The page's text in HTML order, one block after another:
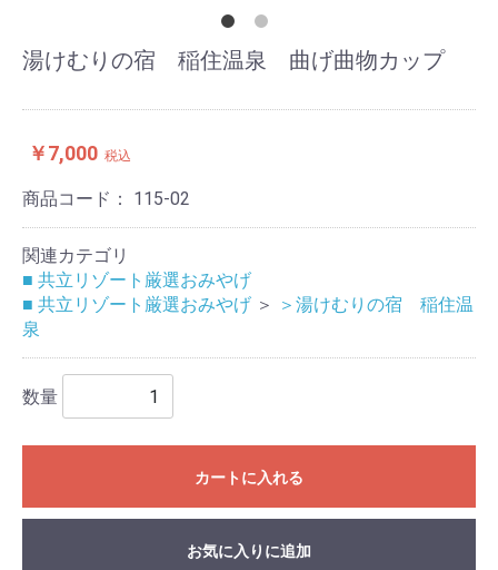
湯けむりの宿 稲住温泉 曲げ曲物カップ
￥7,000 税込
商品コード： 115-02
関連カテゴリ
■ 共立リゾート厳選おみやげ
■ 共立リゾート厳選おみやげ ＞
＞湯けむりの宿 稲住温
泉
数量
カートに入れる
お気に入りに追加